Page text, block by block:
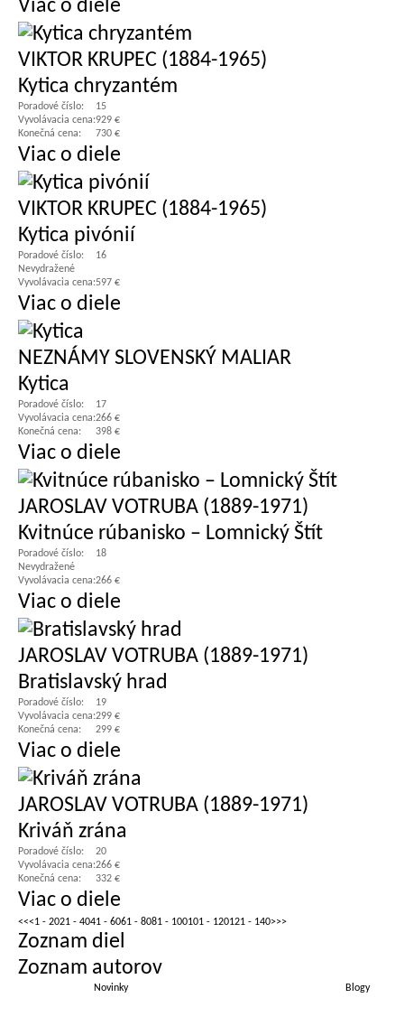
Viac o diele
VIKTOR KRUPEC (1884-1965)
Kytica chryzantém
Poradové číslo:
15
Vyvolávacia cena:929 €
Konečná cena:
730 €
Viac o diele
VIKTOR KRUPEC (1884-1965)
Kytica pivónií
Poradové číslo:
16
Nevydražené
Vyvolávacia cena:597 €
Viac o diele
NEZNÁMY SLOVENSKÝ MALIAR
Kytica
Poradové číslo:
17
Vyvolávacia cena:266 €
Konečná cena:
398 €
Viac o diele
JAROSLAV VOTRUBA (1889-1971)
Kvitnúce rúbanisko – Lomnický Štít
Poradové číslo:
18
Nevydražené
Vyvolávacia cena:266 €
Viac o diele
JAROSLAV VOTRUBA (1889-1971)
Bratislavský hrad
Poradové číslo:
19
Vyvolávacia cena:299 €
Konečná cena:
299 €
Viac o diele
JAROSLAV VOTRUBA (1889-1971)
Kriváň zrána
Poradové číslo:
20
Vyvolávacia cena:266 €
Konečná cena:
332 €
Viac o diele
<<<1 - 2021 - 4041 - 6061 - 8081 - 100101 - 120121 - 140>>>
Zoznam diel
Zoznam autorov
Novinky Blogy